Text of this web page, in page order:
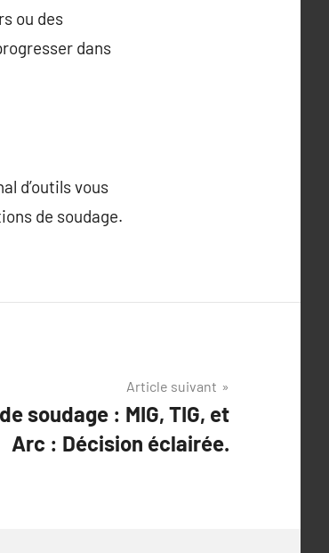
ou des
dans
d’outils vous
de soudage.
Article suivant
soudage : MIG, TIG, et
Arc : Décision éclairée.